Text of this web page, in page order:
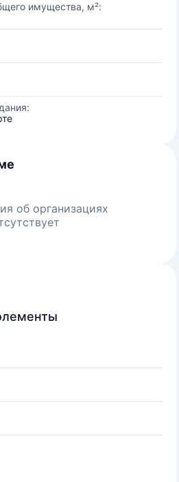
имущества, м²:
об организациях